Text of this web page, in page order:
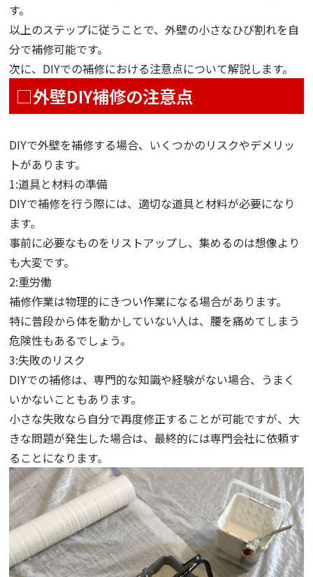
す。
以上のステップに従うことで、外壁の小さなひび割れを自
分で補修可能です。
次に、DIYでの補修における注意点について解説します。
□外壁DIY補修の注意点
DIYで外壁を補修する場合、いくつかのリスクやデメリッ
トがあります。
1:道具と材料の準備
DIYで補修を行う際には、適切な道具と材料が必要になり
ます。
事前に必要なものをリストアップし、集めるのは想像より
も大変です。
2:重労働
補修作業は物理的にきつい作業になる場合があります。
特に普段から体を動かしていない人は、腰を痛めてしまう
危険性もあるでしょう。
3:失敗のリスク
DIYでの補修は、専門的な知識や経験がない場合、うまく
いかないこともあります。
小さな失敗なら自分で再度修正することが可能ですが、大
きな問題が発生した場合は、最終的には専門会社に依頼す
ることになります。